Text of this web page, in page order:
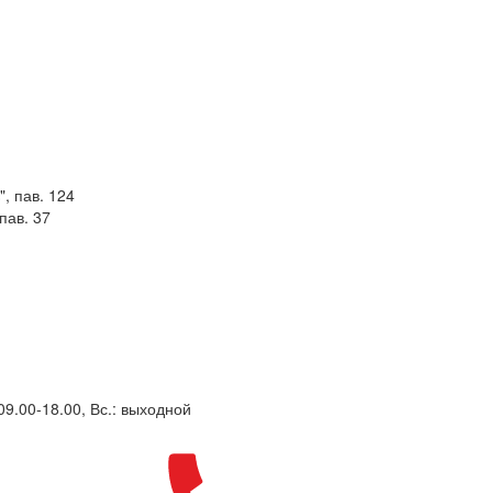
пав. 124
37
18.00, Вс.: выходной